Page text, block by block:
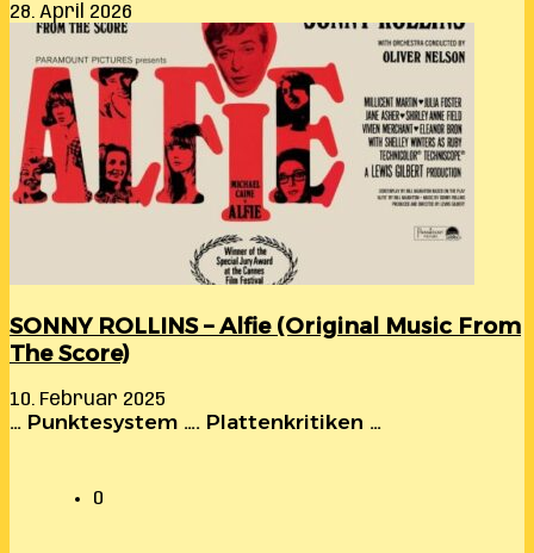
28. April 2026
SONNY ROLLINS – Alfie (Original Music From
The Score)
10. Februar 2025
… Punktesystem …. Plattenkritiken …
0